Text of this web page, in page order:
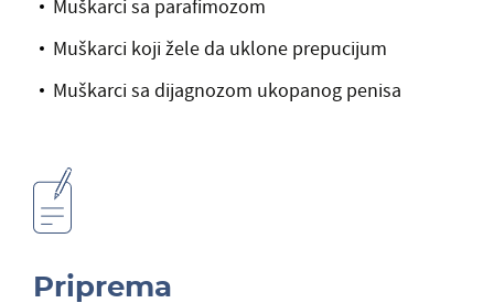
Muškarci sa parafimozom
Muškarci koji žele da uklone prepucijum
Muškarci sa dijagnozom ukopanog penisa
Priprema